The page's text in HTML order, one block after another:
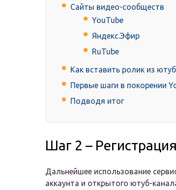
Сайты видео-сообществ
YouTube
Яндекс.Эфир
RuTube
Как вставить ролик из
Первые шаги в покорении
Подводя итог
Шаг 2 –
Дальнейшее использование
аккаунта и открытого ютуб-